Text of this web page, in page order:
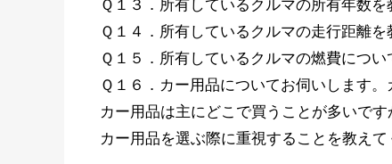
Ｑ１３．所有しているクルマの所有年数を
Ｑ１４．所有しているクルマの走行距離を
Ｑ１５．所有しているクルマの燃費につい
Ｑ１６．カー用品についてお伺いします
カー用品は主にどこで買うことが多いです
カー用品を選ぶ際に重視することを教えて